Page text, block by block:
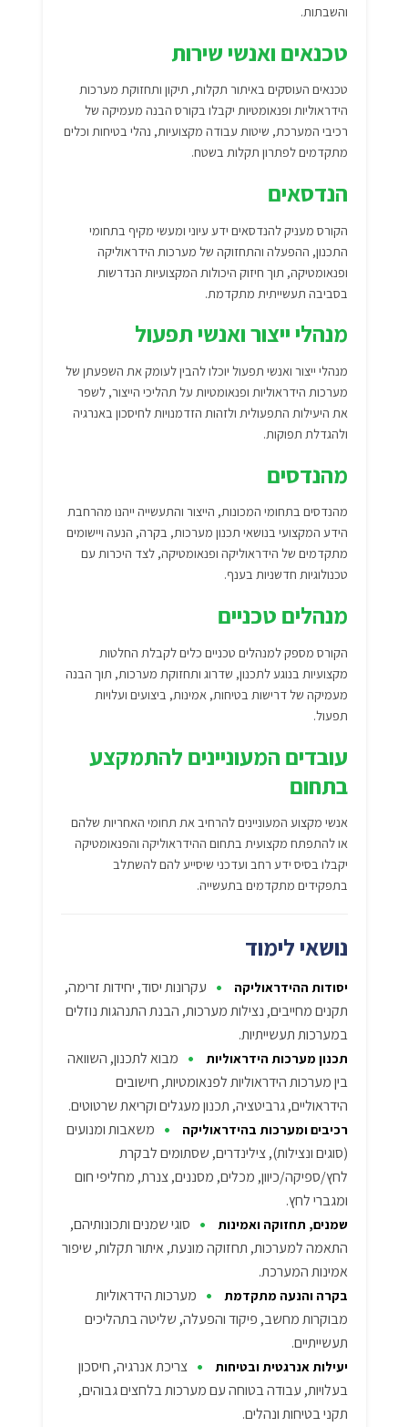
והשבתות.
טכנאים ואנשי שירות
טכנאים העוסקים באיתור תקלות, תיקון ותחזוקת מערכות
הידראוליות ופנאומטיות יקבלו בקורס הבנה מעמיקה של
רכיבי המערכת, שיטות עבודה מקצועיות, נהלי בטיחות וכלים
מתקדמים לפתרון תקלות בשטח.
הנדסאים
הקורס מעניק להנדסאים ידע עיוני ומעשי מקיף בתחומי
התכנון, ההפעלה והתחזוקה של מערכות הידראוליקה
ופנאומטיקה, תוך חיזוק היכולות המקצועיות הנדרשות
בסביבה תעשייתית מתקדמת.
מנהלי ייצור ואנשי תפעול
מנהלי ייצור ואנשי תפעול יוכלו להבין לעומק את השפעתן של
מערכות הידראוליות ופנאומטיות על תהליכי הייצור, לשפר
את היעילות התפעולית ולזהות הזדמנויות לחיסכון באנרגיה
ולהגדלת תפוקות.
מהנדסים
מהנדסים בתחומי המכונות, הייצור והתעשייה ייהנו מהרחבת
הידע המקצועי בנושאי תכנון מערכות, בקרה, הנעה ויישומים
מתקדמים של הידראוליקה ופנאומטיקה, לצד היכרות עם
טכנולוגיות חדשניות בענף.
מנהלים טכניים
הקורס מספק למנהלים טכניים כלים לקבלת החלטות
מקצועיות בנוגע לתכנון, שדרוג ותחזוקת מערכות, תוך הבנה
מעמיקה של דרישות בטיחות, אמינות, ביצועים ועלויות
תפעול.
עובדים המעוניינים להתמקצע
בתחום
אנשי מקצוע המעוניינים להרחיב את תחומי האחריות שלהם
או להתפתח מקצועית בתחום ההידראוליקה והפנאומטיקה
יקבלו בסיס ידע רחב ועדכני שיסייע להם להשתלב
בתפקידים מתקדמים בתעשייה.
נושאי לימוד
יסודות ההידראוליקה • עקרונות יסוד, יחידות זרימה,
תקנים מחייבים, נצילות מערכות, הבנת התנהגות נוזלים
במערכות תעשייתיות.
תכנון מערכות הידראוליות • מבוא לתכנון, השוואה
בין מערכות הידראוליות לפנאומטיות, חישובים
הידראוליים, גרביטציה, תכנון מעגלים וקריאת שרטוטים.
רכיבים ומערכות בהידראוליקה • משאבות ומנועים
(סוגים ונצילות), צילינדרים, שסתומים לבקרת
לחץ/ספיקה/כיוון, מכלים, מסננים, צנרת, מחליפי חום
ומגברי לחץ.
שמנים, תחזוקה ואמינות • סוגי שמנים ותכונותיהם,
התאמה למערכות, תחזוקה מונעת, איתור תקלות, שיפור
אמינות המערכת.
בקרה והנעה מתקדמת • מערכות הידראוליות
מבוקרות מחשב, פיקוד והפעלה, שליטה בתהליכים
תעשייתיים.
יעילות אנרגטית ובטיחות • צריכת אנרגיה, חיסכון
בעלויות, עבודה בטוחה עם מערכות בלחצים גבוהים,
תקני בטיחות ונהלים.